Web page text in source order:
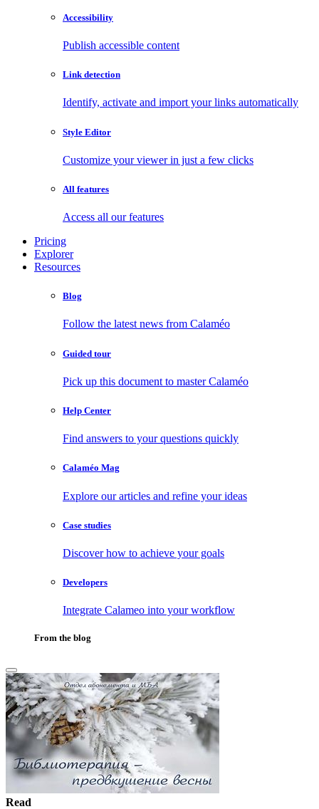
Accessibility
Publish accessible content
Link detection
Identify, activate and import your links automatically
Style Editor
Customize your viewer in just a few clicks
All features
Access all our features
Pricing
Explorer
Resources
Blog
Follow the latest news from Calaméo
Guided tour
Pick up this document to master Calaméo
Help Center
Find answers to your questions quickly
Calaméo Mag
Explore our articles and refine your ideas
Case studies
Discover how to achieve your goals
Developers
Integrate Calameo into your workflow
From the blog
Read